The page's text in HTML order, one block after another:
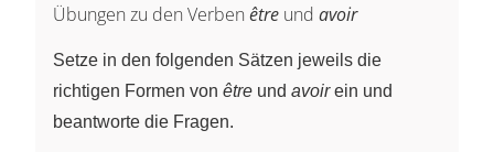
Übungen zu den Verben être und avoir
Setze in den folgenden Sätzen jeweils die
richtigen Formen von être und avoirein und
beantworte die Fragen.